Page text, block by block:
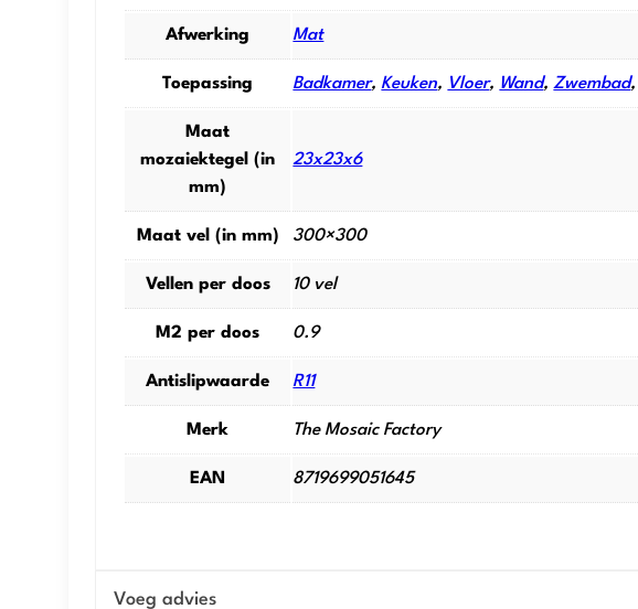
Afwerking Mat
Toepassing Badkamer, Keuken, Vloer, Wand,Zwembad,
Maat
mozaiektegel (in
mm)
23x23x6
Maat vel (in mm) 300×300
Vellen per doos 10 vel
M2 per doos 0.9
Antislipwaarde R11
Merk The Mosaic Factory
EAN 8719699051645
Voeg advies